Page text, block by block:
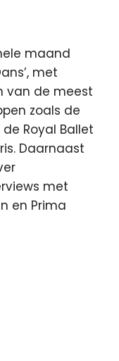
maand
met
van de meest
zoals de
Royal Ballet
Daarnaast
met
en Prima